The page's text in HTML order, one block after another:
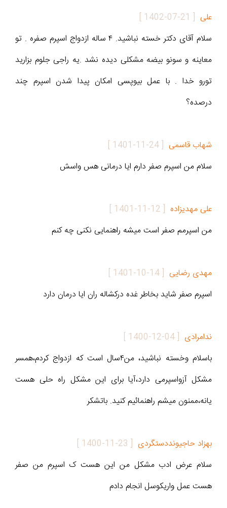
علی [
1402-07-21
]
سلام آقای دکتر خسته نباشید. ۴ ساله ازدواج اسپرم صفره . تو
معاینه و سونو بیضه مشکلی دیده نشد .یه راجی جلوم بزارید
تورو خدا . با عمل بیوپسی امکان پیدا شدن اسپرم چند
درصده؟
شهاب قاسمی [
1401-11-24
]
سلام من اسپرم صفر دارم ایا درمانی هس واسش
علی مهدیزاده [
1401-11-12
]
من اسپرمم صفر است میشه راهنمایی نکنی چه کنم
مهدی رضایی [
1401-10-14
]
اسپرم صفر شاید بخاطر غده درکشاله ران ایا درمان دارد
ندامرادی [
1400-12-04
]
باسلام وخسته نباشید، من۴سال است که ازدواج کردم،همسر
مشکل آزواسپرمی دارد،آیا برای این مشکل راه حلی هست
یانه،ممنون میشم راهنمائیم کنید. باتشکر
بهزاد حاجیونددستگردی [
1400-11-23
]
سلام عرض ادب مشکل من این هست ک اسپرم من صفر
هست عمل واریکوسل انجام دادم